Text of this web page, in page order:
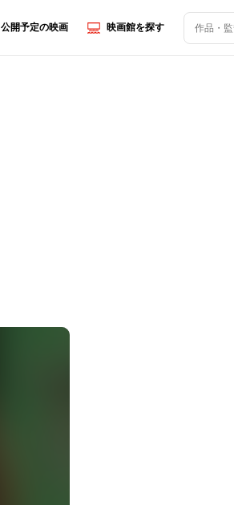
公開予定の映画 映画館を探す